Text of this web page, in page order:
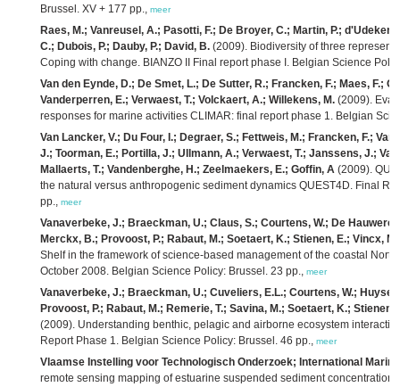
Brussel. XV + 177 pp., meer
Raes, M.; Vanreusel, A.; Pasotti, F.; De Broyer, C.; Martin, P.;
C.; Dubois, P.; Dauby, P.; David, B. (2009). Biodiversity of three
Coping with change. BIANZO II Final report phase I. Belgian Science
Van den Eynde, D.; De Smet, L.; De Sutter, R.; Francken, F.; Maes, F.;
Vanderperren, E.; Verwaest, T.; Volckaert, A.; Willekens, M. (2009).
responses for marine activities CLIMAR: final report phase 1. Belgian
Van Lancker, V.; Du Four, I.; Degraer, S.; Fettweis, M.; Francken, F.;
J.; Toorman, E.; Portilla, J.; Ullmann, A.; Verwaest, T.; Janssens, J.;
Mallaerts, T.; Vandenberghe, H.; Zeelmaekers, E.; Goffin, A (2009).
the natural versus anthropogenic sediment dynamics QUEST4D. Final
pp., meer
Vanaverbeke, J.; Braeckman, U.; Claus, S.; Courtens, W.; De
Merckx, B.; Provoost, P.; Rabaut, M.; Soetaert, K.; Stienen, E.; Vincx, M.
Shelf in the framework of science-based management of the coastal
October 2008. Belgian Science Policy: Brussel. 23 pp., meer
Vanaverbeke, J.; Braeckman, U.; Cuveliers, E.L.; Courtens, W.; Huyse,
Provoost, P.; Rabaut, M.; Remerie, T.; Savina, M.; Soetaert, K.;
(2009). Understanding benthic, pelagic and airborne ecosystem
Report Phase 1. Belgian Science Policy: Brussel. 46 pp., meer
Vlaamse Instelling voor Technologisch Onderzoek; International
remote sensing mapping of estuarine suspended sediment